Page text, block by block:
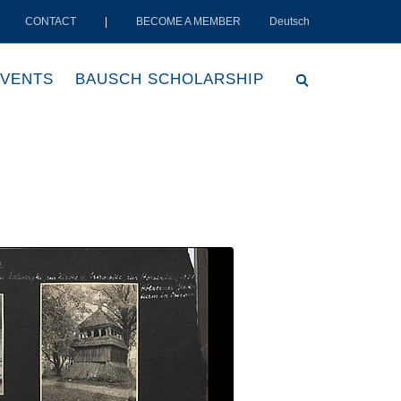
CONTACT BECOME A MEMBER Deutsch
BAUSCH SCHOLARSHIP